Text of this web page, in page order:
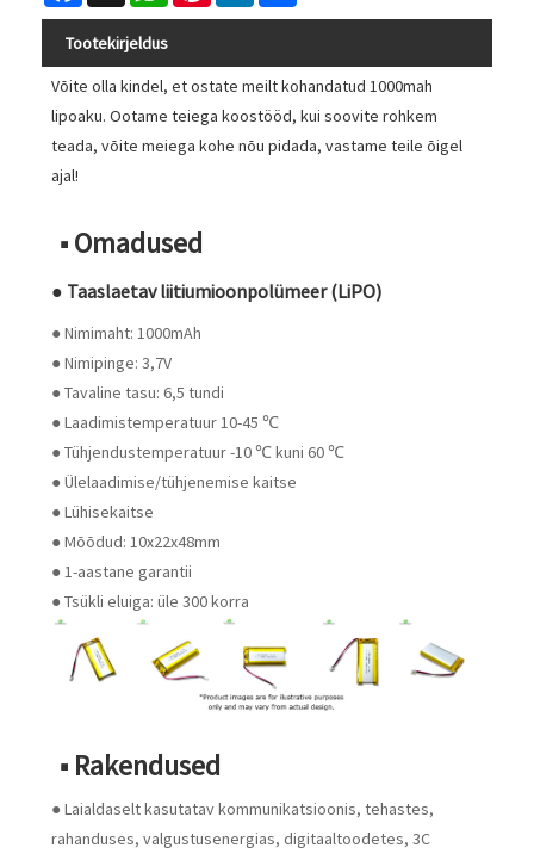
Tootekirjeldus
Võite olla kindel, et ostate meilt kohandatud 1000mah
lipoaku. Ootame teiega koostööd, kui soovite rohkem
teada, võite meiega kohe nõu pidada, vastame teile õigel
ajal!
■ Omadused
● Taaslaetav liitiumioonpolümeer (LiPO)
● Nimimaht: 1000mAh
● Nimipinge: 3,7V
● Tavaline tasu: 6,5 tundi
● Laadimistemperatuur 10-45 ℃
● Tühjendustemperatuur -10 ℃ kuni 60 ℃
● Ülelaadimise/tühjenemise kaitse
● Lühisekaitse
● Mõõdud: 10x22x48mm
● 1-aastane garantii
● Tsükli eluiga: üle 300 korra
■ Rakendused
● Laialdaselt kasutatav kommunikatsioonis, tehastes,
rahanduses, valgustusenergias, digitaaltoodetes, 3C